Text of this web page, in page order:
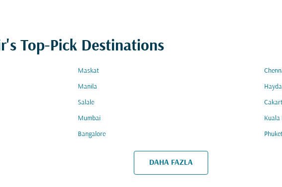
Top-Pick Destinations
Maskat
Manila
Salale
Mumbai Kuala
Bangalore
DAHA FAZLA